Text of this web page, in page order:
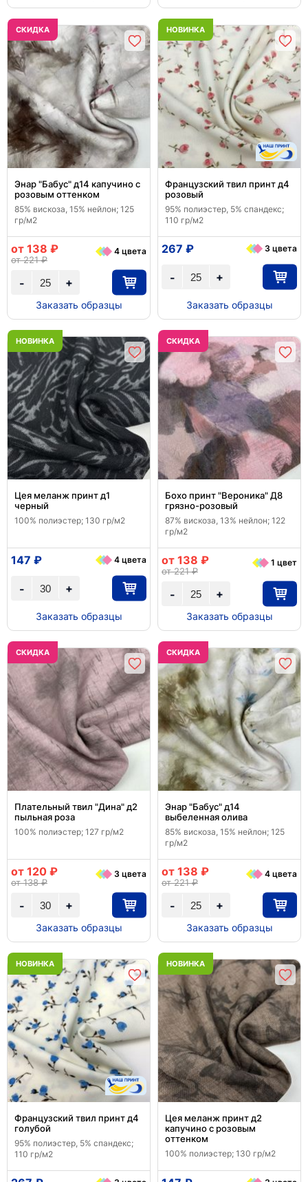
CКИДКА
Энар "Бабус" д14 капучино с
розовым оттенком
85% вискоза, 15% нейлон; 125
гр/м2
+
-
от 138 ₽
от 221 ₽
4 цвета
Заказать образцы
НОВИНКА
Французский твил принт д4
розовый
95% полиэстер, 5% спандекс;
110 гр/м2
+
-
267 ₽ 3 цвета
Заказать образцы
НОВИНКА
Цея меланж принт д1
черный
100% полиэстер; 130 гр/м2
+
-
147 ₽ 4 цвета
Заказать образцы
CКИДКА
Бохо принт "Вероника" Д8
грязно-розовый
87% вискоза, 13% нейлон; 122
гр/м2
+
-
от 138 ₽
от 221 ₽
1 цвет
Заказать образцы
CКИДКА
Плательный твил "Дина" д2
пыльная роза
100% полиэстер; 127 гр/м2
+
-
от 120 ₽
от 138 ₽
3 цвета
Заказать образцы
CКИДКА
Энар "Бабус" д14
выбеленная олива
85% вискоза, 15% нейлон; 125
гр/м2
+
-
от 138 ₽
от 221 ₽
4 цвета
Заказать образцы
НОВИНКА
Французский твил принт д4
голубой
95% полиэстер, 5% спандекс;
110 гр/м2
НОВИНКА
Цея меланж принт д2
капучино с розовым
оттенком
100% полиэстер; 130 гр/м2